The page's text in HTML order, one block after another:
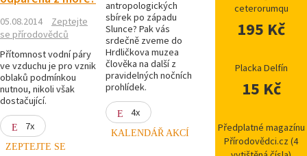
05.08.2014
Zeptejte
se přírodovědců
Přítomnost vodní páry
ve vzduchu je pro vznik
oblaků podmínkou
nutnou, nikoli však
dostačující.
7x
ZEPTEJTE SE
antropologických
sbírek po západu
Slunce? Pak vás
srdečně zveme do
Hrdličkova muzea
člověka na další z
pravidelných nočních
prohlídek.
4x
KALENDÁŘ AKCÍ
ceterorumqu
195 Kč
Placka Delfín
15 Kč
Předplatné magazínu
Přírodovědci.cz (4